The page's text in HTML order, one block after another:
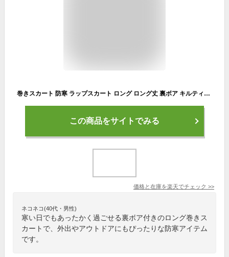
巻きスカート 防寒 ラップスカート ロング ロング丈 裏ボア キルティング スカート 裏起毛 ボア 大きいサイズ ロングスカート 防寒対策 冬 冬用 撥水 静電気防止 ボトムス レディース ブランケット キルト マキシスカート マキシ丈 あったかい ch *00
この商品をサイトでみる
価格と在庫を楽天でチェック >>
ネコネコ(40代・男性)
寒い日でもあったかく過ごせる裏ボア付きのロング巻きス
カートで、外出やアウトドアにもぴったりな防寒アイテム
です。